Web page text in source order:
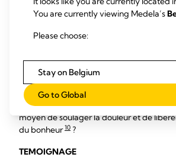
Votre bébé peut téter frénétiquement en
poussée de croissance qui lui donne le
sécurité, rassuré et aimé. Il peut trouver
s'arrêter avec toutes les stimulations que
dépassé
. Les jeunes bébés épuisés
se calmer eux-mêmes et avoir besoin
meilleur moyen de se calmer que de
uniquement une source de nourriture,
moyen de soulager la douleur et de
du bonheur10 ?
TEMOIGNAGE
You are currently viewing Medela’s
Please choose:
Stay on Belgium
Go to Global